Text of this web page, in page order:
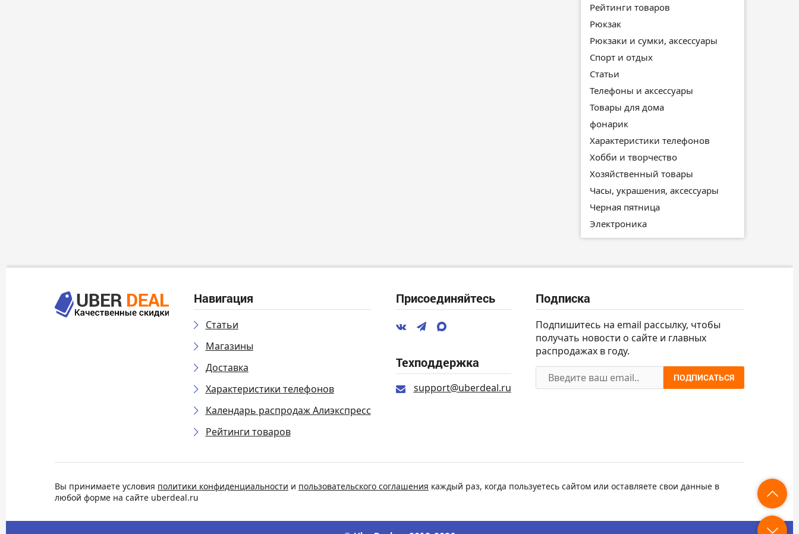
Рейтинги товаров
Рюкзак
Рюкзаки и сумки, аксессуары
Спорт и отдых
Статьи
Телефоны и аксессуары
Товары для дома
фонарик
Характеристики телефонов
Хобби и творчество
Хозяйственный товары
Часы, украшения, аксессуары
Черная пятница
Электроника
Навигация
Статьи
Магазины
Доставка
Характеристики телефонов
Календарь распродаж Алиэкспресс
Рейтинги товаров
Присоединяйтесь
Техподдержка
support@uberdeal.ru
Подписка
Подпишитесь на email рассылку, чтобы
получать новости о сайте и главных
распродажах в году.
ПОДПИСАТЬСЯ
Вы принимаете условия политики конфиденциальности и пользовательского соглашения каждый раз, когда пользуетесь сайтом или оставляете свои данные в
любой форме на сайте uberdeal.ru